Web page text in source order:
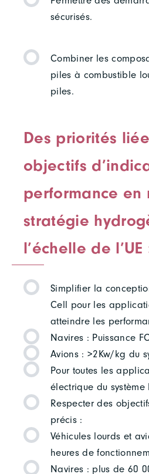
sécurisés.
Combiner les
piles à combustible
piles.
Des priorités
objectifs
performance en
stratégie
l’échelle de l’UE
Simplifier la
Cell pour les
atteindre les
Navires : Puissance
Avions : >2Kw/kg du
Pour toutes les
électrique du système
Respecter des
précis :
Véhicules lourds et
heures de
Navires : plus de 60